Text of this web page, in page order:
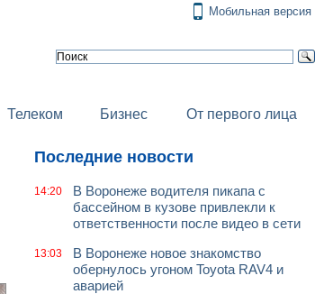
Мобильная версия
Телеком Бизнес От первого лица
Последние новости
14:20
В Воронеже водителя пикапа с
бассейном в кузове привлекли к
ответственности после видео в сети
13:03
В Воронеже новое знакомство
обернулось угоном Toyota RAV4 и
аварией